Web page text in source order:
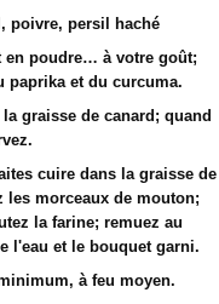
poivre, persil haché
en poudre… à votre goût;
paprika et du curcuma.
graisse de canard; quand
cuire dans la graisse de
morceaux de mouton;
la farine; remuez au
l'eau et le bouquet garni.
à feu moyen.